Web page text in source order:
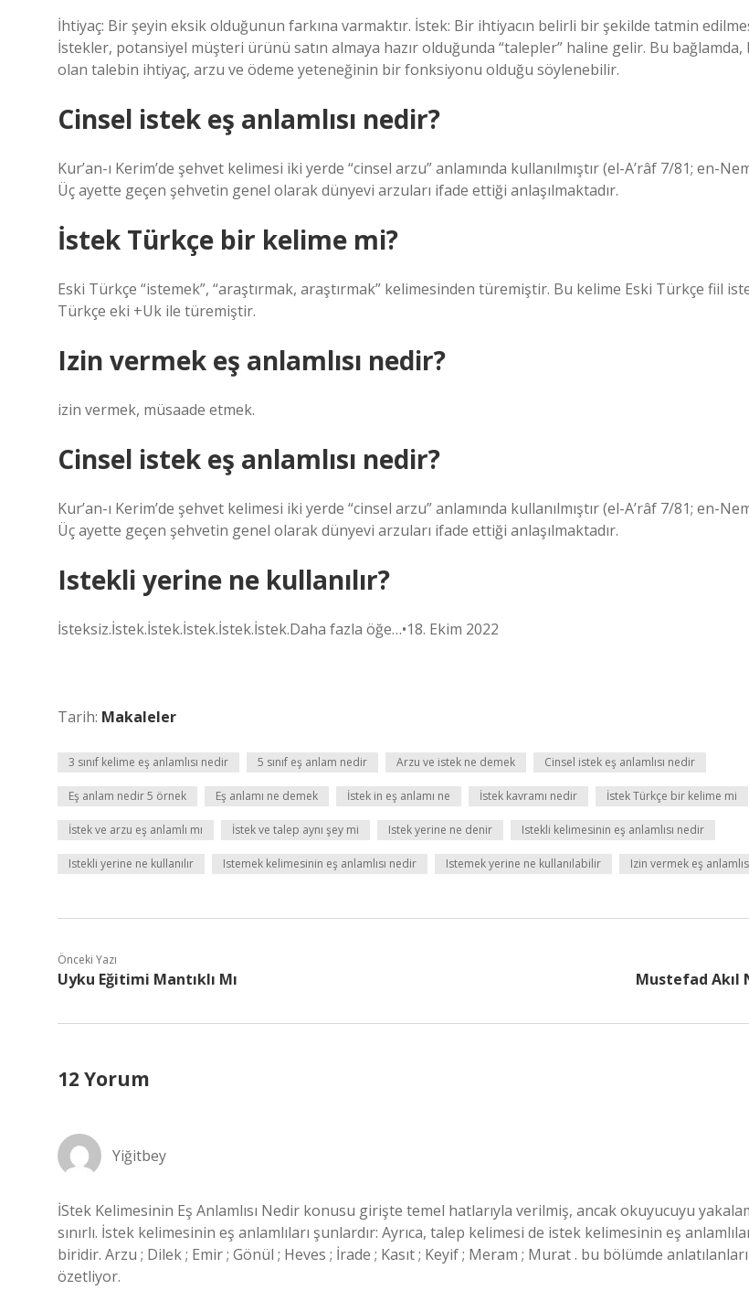
İhtiyaç: Bir şeyin eksik olduğunun farkına varmaktır. İstek: Bir ihtiyacın belirli bir şekilde tatmin
İstekler, potansiyel müşteri ürünü satın almaya hazır olduğunda “talepler” haline gelir. Bu
olan talebin ihtiyaç, arzu ve ödeme yeteneğinin bir fonksiyonu olduğu söylenebilir.
Cinsel istek eş anlamlısı nedir?
Kur’an-ı Kerim’de şehvet kelimesi iki yerde “cinsel arzu” anlamında kullanılmıştır (el-A’râf 7/81; en-
Üç ayette geçen şehvetin genel olarak dünyevi arzuları ifade ettiği anlaşılmaktadır.
İstek Türkçe bir kelime mi?
Eski Türkçe “istemek”, “araştırmak, araştırmak” kelimesinden türemiştir. Bu kelime Eski Türkçe fiil
Türkçe eki +Uk ile türemiştir.
Izin vermek eş anlamlısı nedir?
izin vermek, müsaade etmek.
Cinsel istek eş anlamlısı nedir?
Kur’an-ı Kerim’de şehvet kelimesi iki yerde “cinsel arzu” anlamında kullanılmıştır (el-A’râf 7/81; en-
Üç ayette geçen şehvetin genel olarak dünyevi arzuları ifade ettiği anlaşılmaktadır.
Istekli yerine ne kullanılır?
İsteksiz.İstek.İstek.İstek.İstek.İstek.Daha fazla öğe…•18. Ekim 2022
Tarih: Makaleler
3 sınıf kelime eş anlamlısı nedir 5 sınıf eş anlam nedir Arzu ve istek ne demek Cinsel istek eş anlamlısı nedir
Eş anlam nedir 5 örnek Eş anlamı ne demek İstek in eş anlamı ne İstek kavramı nedir İstek Türkçe bir kelime mi
İstek ve arzu eş anlamlı mı İstek ve talep aynı şey mi Istek yerine ne denir Istekli kelimesinin eş anlamlısı nedir
Istekli yerine ne kullanılır Istemek kelimesinin eş anlamlısı nedir Istemek yerine ne kullanılabilir Izin vermek eş
Önceki Yazı
Uyku Eğitimi Mantıklı Mı Mustefad Akıl
12 Yorum
Yiğitbey
İStek Kelimesinin Eş Anlamlısı Nedir konusu girişte temel hatlarıyla verilmiş, ancak okuyucuyu
sınırlı. İstek kelimesinin eş anlamlıları şunlardır: Ayrıca, talep kelimesi de istek kelimesinin eş
biridir. Arzu ; Dilek ; Emir ; Gönül ; Heves ; İrade ; Kasıt ; Keyif ; Meram ; Murat . bu bölümde
özetliyor.